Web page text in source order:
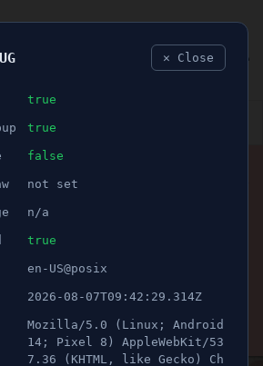
SPORT
ANNONS
Love
uttagen till
05:08
✕ Close
true
true
false
not set
n/a
true
en-US@posix
2026-08-07T09:42:29.314Z
Mozilla/5.0 (Linux; Android
14; Pixel 8) AppleWebKit/53
7.36 (KHTML, like Gecko) Ch